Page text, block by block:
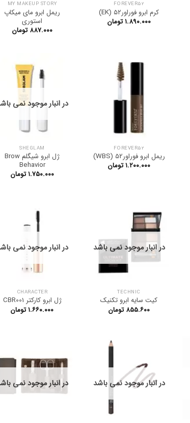
FOREVER52
کرم ابرو فوراور۵۲ (EK)
۱.۸۹۰.۰۰۰ تومان
MY MAKEUP STORY
ریمل ابرو مای میکاپ
استوری
۸۸۷.۰۰۰ تومان
FOREVER52
ریمل ابرو فوراور52 (WBS)
۱.۲۰۰.۰۰۰ تومان
در انبار موجود نمی
SHEGLAM
ژل ابرو شیگلم Brow
Behavior
۱.۷۵۰.۰۰۰ تومان
در انبار موجود نمی باشد
TECHNIC
کیت سایه ابرو تکنیک
۸۵۵.۶۰۰ تومان
در انبار موجود نمی
CHARACTER
ژل ابرو کارکتر CBR001
۱.۶۶۰.۰۰۰تومان
در انبار موجود نمی باشد در انبار موجود نمی